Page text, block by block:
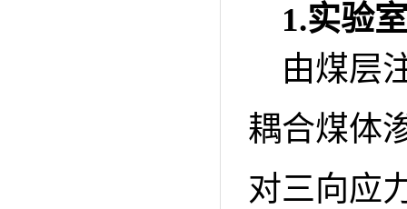
1.实验
由煤层
耦合煤体
对三向应